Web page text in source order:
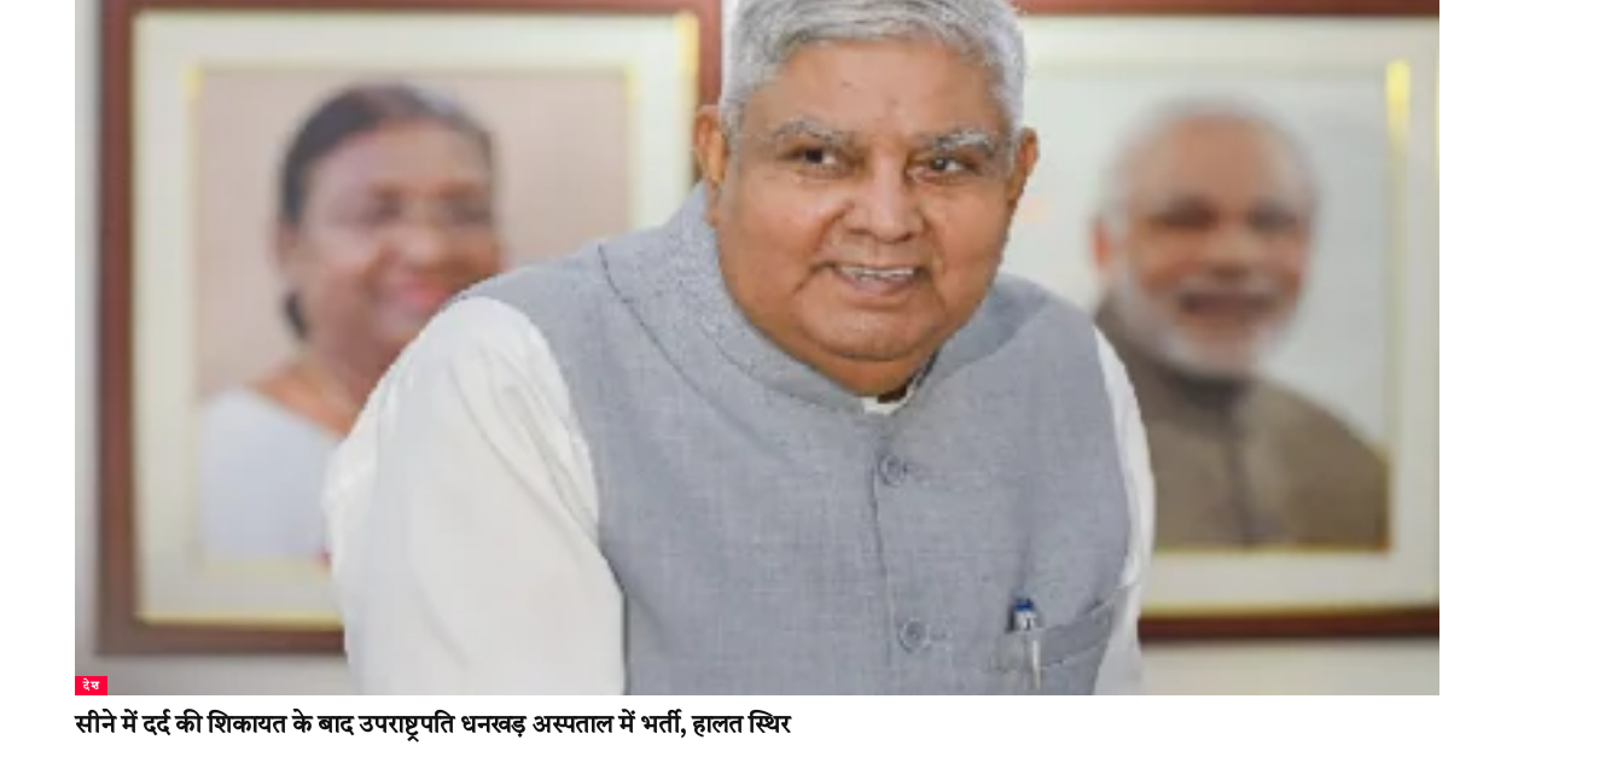
देश
सीने में दर्द की शिकायत के बाद उपराष्ट्रपति धनखड़ अस्पताल में भर्ती, हालत स्थिर